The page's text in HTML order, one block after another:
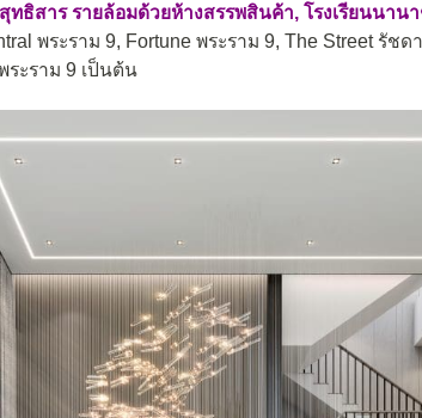
ทธิสาร รายล้อมด้วยห้างสรรพสินค้า, โรงเรียนนา
พระราม 9, Fortune พระราม 9, The Street รัชด
ระราม 9 เป็นต้น